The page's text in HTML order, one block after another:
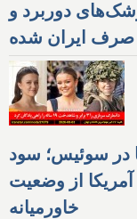
دوربرد و
در سوئیس؛ سود
از وضعیت
خاورمیانه